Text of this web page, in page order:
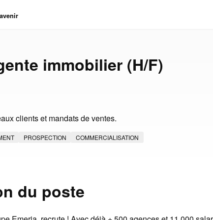
immobilier (H/F)
clients et mandats de ventes.
PROSPECTION COMMERCIALISATION
du poste